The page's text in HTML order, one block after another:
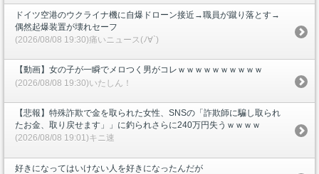
ドイツ空港のウクライナ機に自爆ドローン接近→職員が蹴り落とす→
偶然起爆装置が壊れセーフ
(2026/08/08 19:30)痛いニュース(ﾉ∀`)
【動画】女の子が一瞬でメロつく男がコレｗｗｗｗｗｗｗｗｗｗ
(2026/08/08 19:30)いたしん！
【悲報】特殊詐欺で金を取られた女性、SNSの「詐欺師に騙し取られ
たお金、取り戻せます」」に釣られさらに240万円失うｗｗｗｗ
(2026/08/08 19:01)キニ速
好きになってはいけない人を好きになったんだが